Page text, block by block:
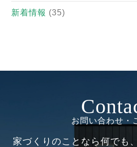
新着情報 (35)
お問い合わせ・
家づくりのことなら何でも